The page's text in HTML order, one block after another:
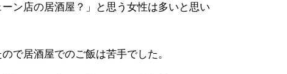
ン店の居酒屋？」と思う女性は多いと思い
で居酒屋でのご飯は苦手でした。